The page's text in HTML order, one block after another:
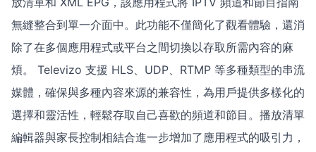
無縫整合到單一介面中。此功能不僅簡化了觀看體驗，還消
除了在多個應用程式或平台之間切換以存取所需內容的麻
煩。 Televizo 支援 HLS、UDP、RTMP 等多種類型的串流
媒體，確保與多種內容來源的兼容性，為用戶提供多樣化的
選擇和靈活性，輕鬆存取自己喜歡的頻道和節目。播放清單
編輯器與家長控制相結合進一步增加了應用程式的吸引力，